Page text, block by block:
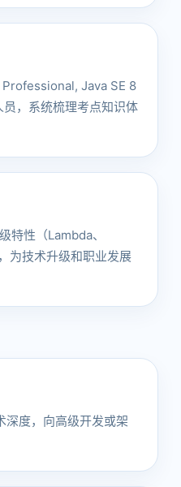
Java SE 8
，系统梳理考点知识体
特性（Lambda、
为技术升级和职业发展
深度，向高级开发或架